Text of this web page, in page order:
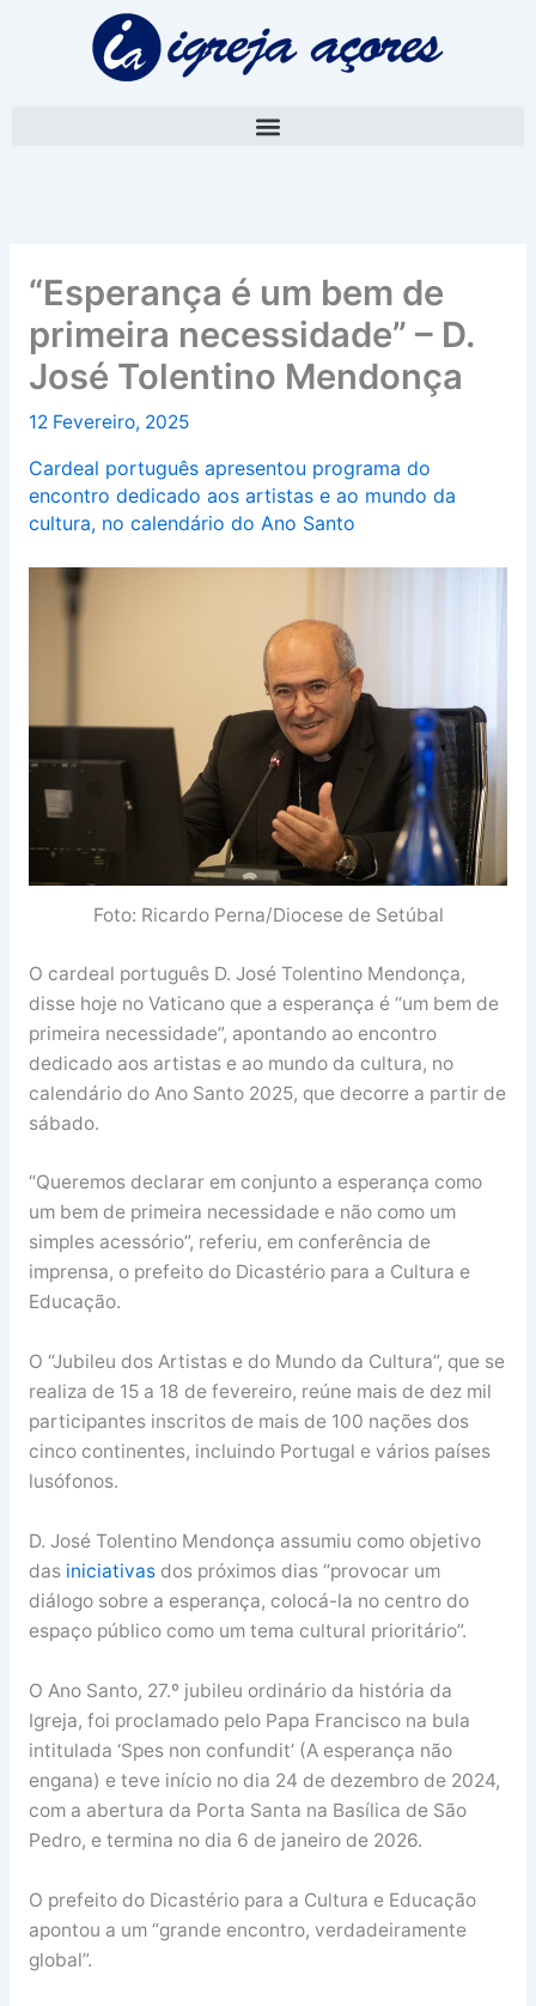
“Esperança é um bem de
primeira necessidade” – D.
José Tolentino Mendonça
12 Fevereiro, 2025
Cardeal português apresentou programa do
encontro dedicado aos artistas e ao mundo da
cultura, no calendário do Ano Santo
Foto: Ricardo Perna/Diocese de Setúbal
O cardeal português D. José Tolentino Mendonça,
disse hoje no Vaticano que a esperança é “um bem de
primeira necessidade”, apontando ao encontro
dedicado aos artistas e ao mundo da cultura, no
calendário do Ano Santo 2025, que decorre a partir de
sábado.
“Queremos declarar em conjunto a esperança como
um bem de primeira necessidade e não como um
simples acessório”, referiu, em conferência de
imprensa, o prefeito do Dicastério para a Cultura e
Educação.
O “Jubileu dos Artistas e do Mundo da Cultura”, que se
realiza de 15 a 18 de fevereiro, reúne mais de dez mil
participantes inscritos de mais de 100 nações dos
cinco continentes, incluindo Portugal e vários países
lusófonos.
D. José Tolentino Mendonça assumiu como objetivo
das iniciativasdos próximos dias “provocar um
diálogo sobre a esperança, colocá-la no centro do
espaço público como um tema cultural prioritário”.
O Ano Santo, 27.º jubileu ordinário da história da
Igreja, foi proclamado pelo Papa Francisco na bula
intitulada ‘Spes non confundit’ (A esperança não
engana) e teve início no dia 24 de dezembro de 2024,
com a abertura da Porta Santa na Basílica de São
Pedro, e termina no dia 6 de janeiro de 2026.
O prefeito do Dicastério para a Cultura e Educação
apontou a um “grande encontro, verdadeiramente
global”.